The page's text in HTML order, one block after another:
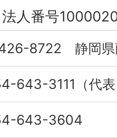
法人番号
8722 静岡県
643-3111（代
643-3604